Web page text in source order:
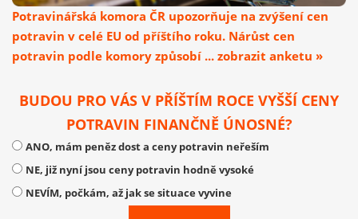
Potravinářská komora ČR upozorňuje na zvýšení cen
potravin v celé EU od příštího roku. Nárůst cen
potravin podle komory způsobí ... zobrazit anketu »
BUDOU PRO VÁS V PŘÍŠTÍM ROCE VYŠŠÍ CENY
POTRAVIN FINANČNĚ ÚNOSNÉ?
ANO, mám peněz dost a ceny potravin neřeším
NE, již nyní jsou ceny potravin hodně vysoké
NEVÍM, počkám, až jak se situace vyvine